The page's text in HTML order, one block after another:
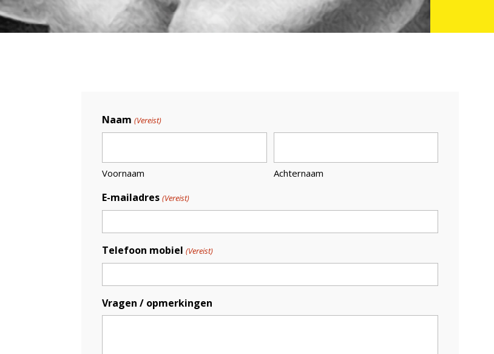
Naam (Vereist)
Voornaam Achternaam
E-mailadres (Vereist)
Telefoon mobiel (Vereist)
Vragen / opmerkingen